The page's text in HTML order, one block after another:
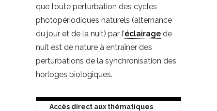
que toute perturbation des cycles
photopériodiques naturels (alternance
du jour et de la nuit) par l’éclairage de
nuit est de nature à entraîner des
perturbations de la synchronisation des
horloges biologiques.
Accès direct aux thématiques